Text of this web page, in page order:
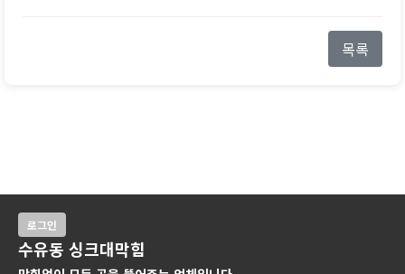
목록
로그인
수유동 싱크대막힘